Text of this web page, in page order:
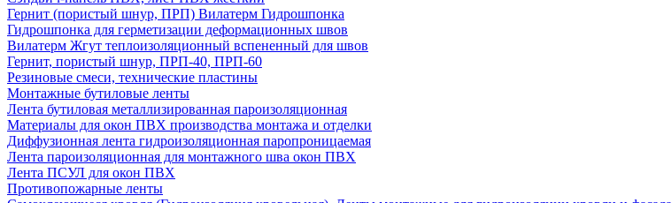
Гернит (пористый шнур, ПРП) Вилатерм Гидрошпонка
Гидрошпонка для герметизации деформационных швов
Вилатерм Жгут теплоизоляционный вспененный для швов
Гернит, пористый шнур, ПРП-40, ПРП-60
Резиновые смеси, технические пластины
Монтажные бутиловые ленты
Лента бутиловая металлизированная пароизоляционная
Материалы для окон ПВХ производства монтажа и отделки
Диффузионная лента гидроизоляционная паропроницаемая
Лента пароизоляционная для монтажного шва окон ПВХ
Лента ПСУЛ для окон ПВХ
Противопожарные ленты